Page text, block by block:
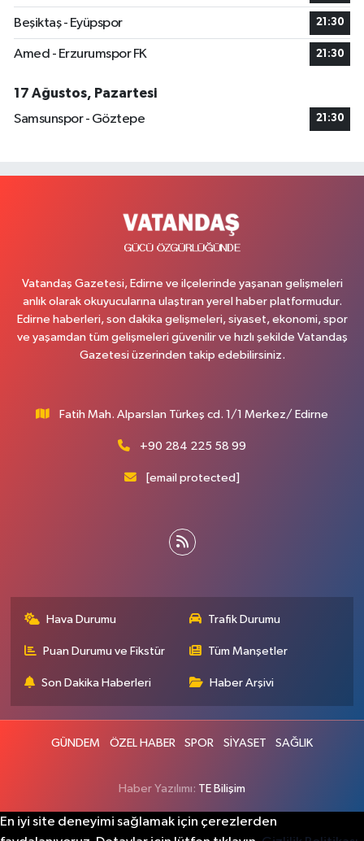
Beşiktaş - Eyüpspor 21:30
Amed - Erzurumspor FK 21:30
17 Ağustos, Pazartesi
Samsunspor - Göztepe
21:30
Vatandaş Gazetesi, Edirne ve ilçelerinde yaşanan gelişmeleri
anlık olarak okuyucularına ulaştıran yerel haber platformudur.
Edirne haberleri, son dakika gelişmeleri, siyaset, ekonomi, spor
ve yaşamdan tüm gelişmeleri güvenilir ve hızlı şekilde Vatandaş
Gazetesi üzerinden takip edebilirsiniz.
Fatih Mah. Alparslan Türkeş cd. 1/1 Merkez/ Edirne
+90 284 225 58 99
[email protected]
Hava Durumu Trafik Durumu
Puan Durumu ve Fikstür Tüm Manşetler
Son Dakika Haberleri Haber Arşivi
GÜNDEM ÖZEL HABER SPOR SİYASET SAĞLIK
Haber Yazılımı: TE Bilişim
En iyi site deneyimi sağlamak için çerezlerden